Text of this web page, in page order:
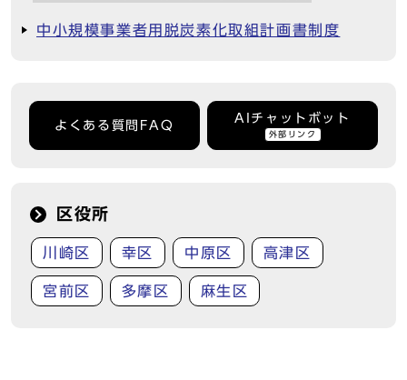
中小規模事業者用脱炭素化取組計画書制度
よくある質問FAQ
AIチャットボット
外部リンク
区役所
川崎区 幸区 中原区 高津区
宮前区 多摩区 麻生区